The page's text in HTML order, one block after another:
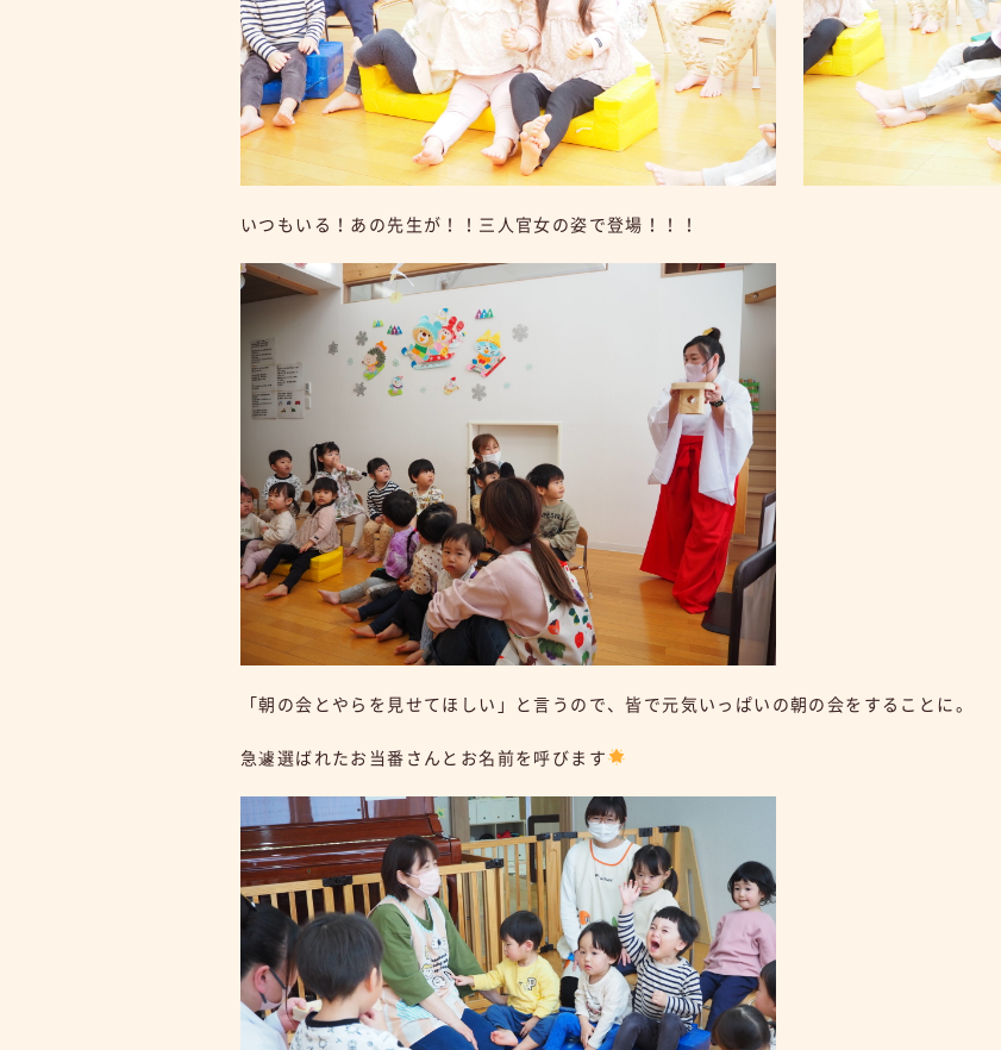
いつもいる！あの先生が！！三人官女の姿で登場！！！
「朝の会とやらを見せてほしい」と言うので、皆で元気いっぱいの朝の会をすることに。
急遽選ばれたお当番さんとお名前を呼びます